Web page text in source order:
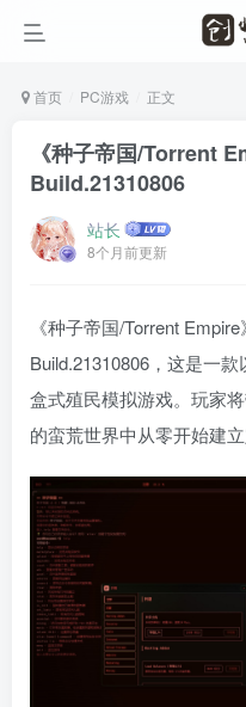
首页 PC游戏 正文
《种子帝国/Torrent
Build.21310806
站长
8个月前更新
《种子帝国/Torrent
Build.21310806，这是一
盒式殖民模拟游戏。玩家
的蛮荒世界中从零开始建立